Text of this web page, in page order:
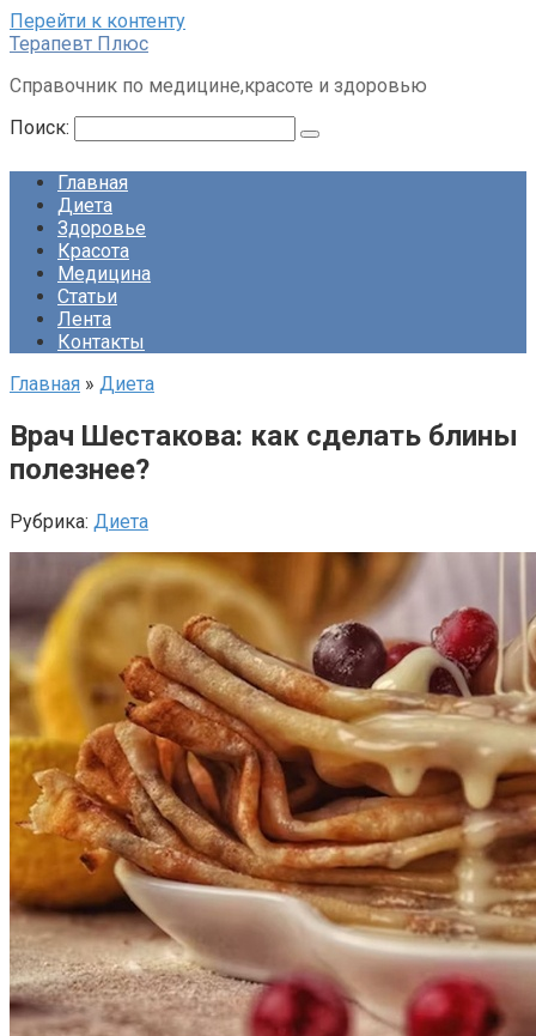
Перейти к контенту
Терапевт Плюс
Справочник по медицине,красоте и здоровью
Поиск:
Главная
Диета
Здоровье
Красота
Медицина
Статьи
Лента
Контакты
Главная » Диета
Врач Шестакова: как сделать блины
полезнее?
Рубрика: Диета